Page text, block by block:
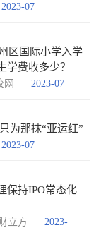
2023-07
区国际小学入学
学费收多少？
网 2023-07
为那抹“亚运红”
2023-07
保持IPO常态化
立方
2023-